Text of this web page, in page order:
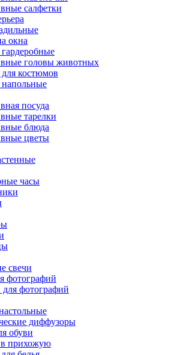
салфетки
окна
головы животных
костюмов
посуда
тарелки
блюда
цветы
часы
свечи
фотографий
фотографий
диффузоры
обуви
прихожую